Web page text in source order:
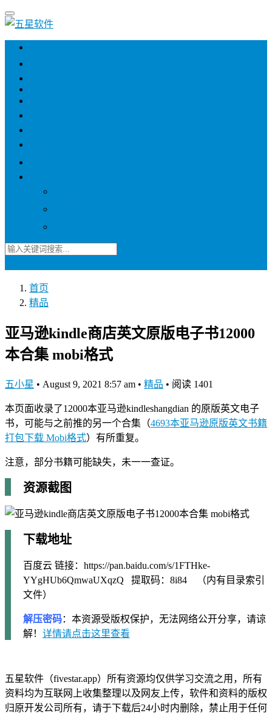
首页
精品
亚马逊kindle商店英文原版电子书12000
本合集 mobi格式
五小星 • August 9, 2021 8:57 am • 精品 • 阅读 1401
本页面收录了12000本亚马逊kindleshangdian 的原版英文电子
书，可能与之前推的另一个合集（4693本亚马逊原版英文书籍
打包下载 Mobi格式）有所重复。
注意，部分书籍可能缺失，未一一查证。
资源截图
下载地址
百度云 链接：https://pan.baidu.com/s/1FTHke-
YYgHUb6QmwaUXqzQ 提取码：8i84 （内有目录索引
文件）
解压密码：本资源受版权保护，无法网络公开分享，请谅
解！ 详情请点击这里查看
五星软件（fivestar.app）所有资源均仅供学习交流之用，所有
资料均为互联网上收集整理以及网友上传，软件和资料的版权
归原开发公司所有，请于下载后24小时内删除，禁止用于任何